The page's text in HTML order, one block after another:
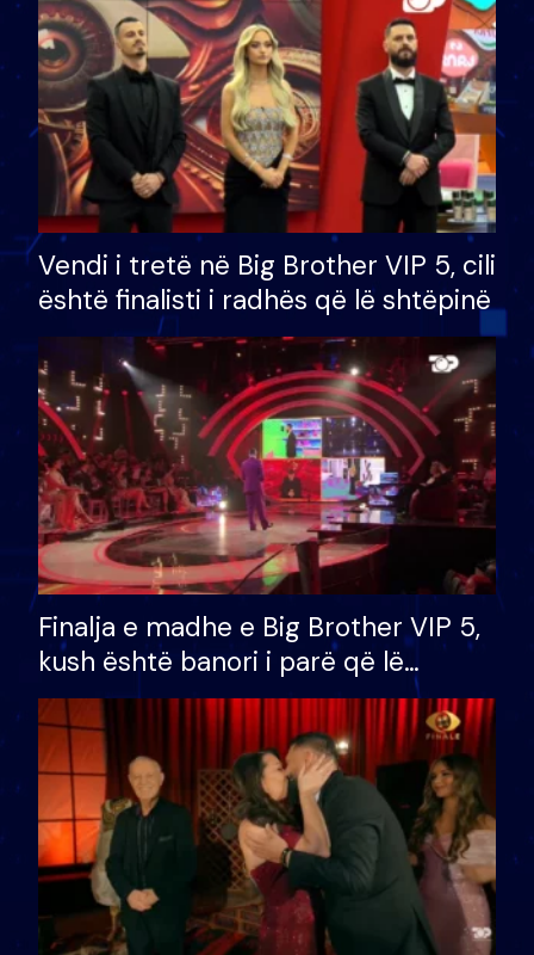
Vendi i tretë në Big Brother VIP 5, cili
është finalisti i radhës që lë shtëpinë
Finalja e madhe e Big Brother VIP 5,
kush është banori i parë që lë
shtëpinë dhe humb mundësinë për
të fituar çmimin e madh